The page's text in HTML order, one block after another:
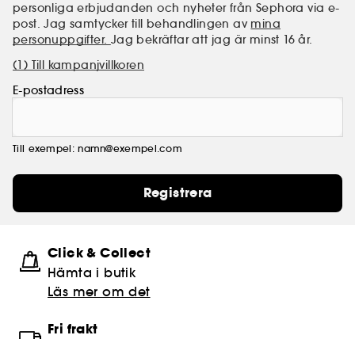
personliga erbjudanden och nyheter från Sephora via e-
post. Jag samtycker till behandlingen av mina
personuppgifter. Jag bekräftar att jag är minst 16 år.
(1) Till kampanjvillkoren
E-postadress
Till exempel: namn@exempel.com
Registrera
Click & Collect
Hämta i butik​
Läs mer om det
Fri frakt